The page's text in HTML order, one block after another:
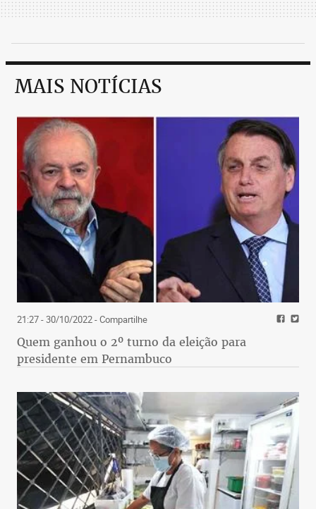
MAIS NOTÍCIAS
21:27 - 30/10/2022- Compartilhe
Quem ganhou o 2º turno da eleição para
presidente em Pernambuco